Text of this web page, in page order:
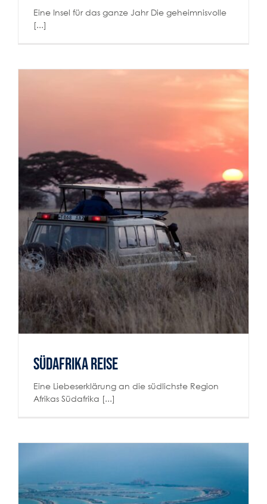
Eine Insel für das ganze Jahr Die geheimnisvolle
[...]
Südafrika Reise
Reiselust
Südafrika Reise
Eine Liebeserklärung an die südlichste Region
Afrikas Südafrika [...]